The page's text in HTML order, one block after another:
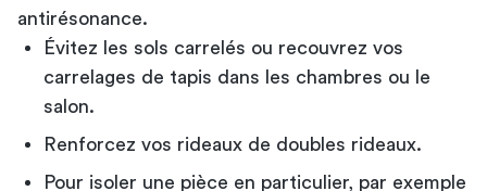
antirésonance.
Évitez les sols carrelés ou recouvrez vos
carrelages de tapis dans les chambres ou le
salon.
Renforcez vos rideaux de doubles rideaux.
Pour isoler une pièce en particulier, par exemple